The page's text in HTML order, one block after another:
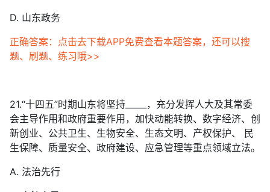
D. 山东政务
正确答案：点击去下载APP免费查看本题答案，还可以搜
题、刷题、练习哦>>
21.“十四五”时期山东将坚持_____，充分发挥人大及其常委
会主导作用和政府重要作用，加快动能转换、数字经济、创
新创业、公共卫生、生物安全、生态文明、产权保护、 民
生保障、质量安全、政府建设、应急管理等重点领域立法。
A. 法治先行